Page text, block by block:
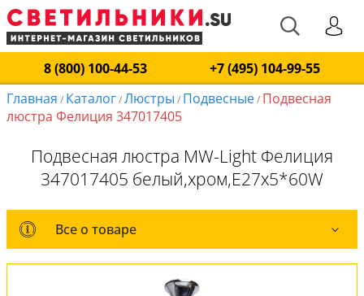
8 (800) 100-44-53
+7 (495) 104-99-55
Главная / Каталог/Люстры / Подвесные/ Подвесная
люстра Фелиция 347017405
Подвесная люстра MW-Light Фелиция
347017405 белый,хром,E27x5*60W
Все о товаре
Все о товаре